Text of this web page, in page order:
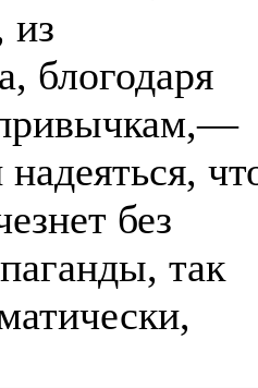
из
блогодаря
без
так